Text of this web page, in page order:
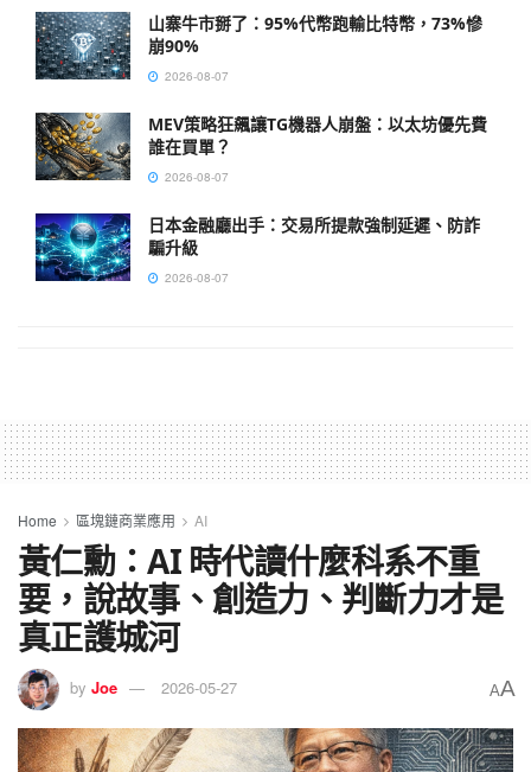
山寨牛市掰了：95%代幣跑輸比特幣，73%慘
崩90%
2026-08-07
MEV策略狂飆讓TG機器人崩盤：以太坊優先費
誰在買單？
2026-08-07
日本金融廳出手：交易所提款強制延遲、防詐
騙升級
2026-08-07
Home 區塊鏈商業應用 AI
黃仁勳：AI 時代讀什麼科系不重
要，說故事、創造力、判斷力才是
真正護城河
by Joe 2026-05-27 AA